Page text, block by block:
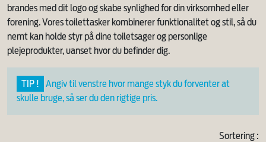
brandes med dit logo og skabe synlighed for din virksomhed eller
forening. Vores toilettasker kombinerer funktionalitet og stil, så du
nemt kan holde styr på dine toiletsager og personlige
plejeprodukter, uanset hvor du befinder dig.
TIP !
Angiv til venstre hvor mange styk du forventer at
skulle bruge, så ser du den rigtige pris.
Sortering :